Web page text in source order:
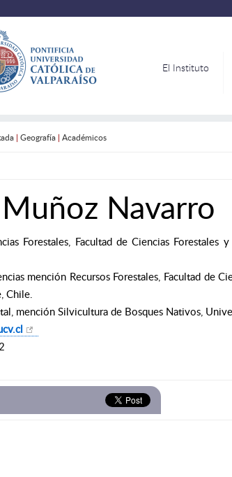
El Instituto
| Geografía| Académicos
Navarro
Forestales, Facultad de Ciencias Forestales
mención Recursos Forestales, Facultad de
Chile.
mención Silvicultura de Bosques Nativos,